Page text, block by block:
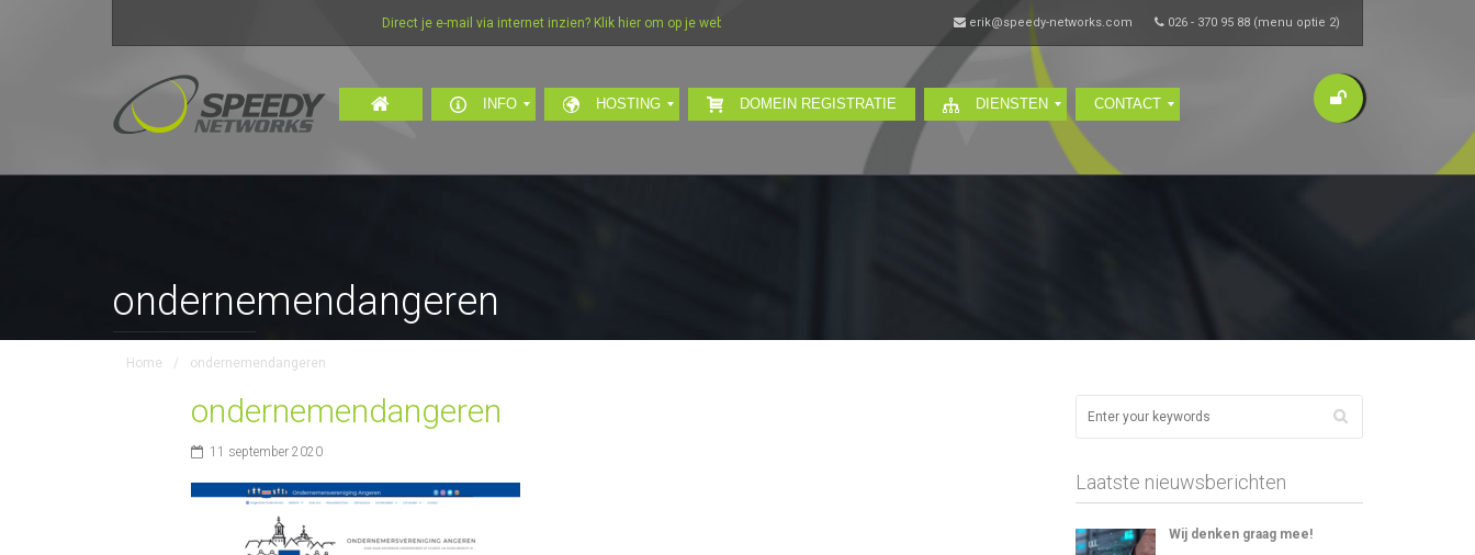
Direct je e-mail via internet inzien? Klik hier om op je webmail in te loggen… erik@speedy-networks.com 026 - 370 95 88 (menu optie 2)
INFO HOSTING DOMEIN REGISTRATIE DIENSTEN CONTACT
ondernemendangeren
Home / ondernemendangeren
ondernemendangeren
11 september 2020
Laatste nieuwsberichten
Wij denken graag mee!